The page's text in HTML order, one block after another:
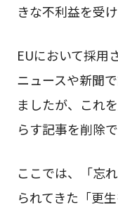
きな不利益を受
EUにおいて採用
ニュースや新聞
ましたが、これ
らす記事を削除
ここでは、「忘
られてきた「更